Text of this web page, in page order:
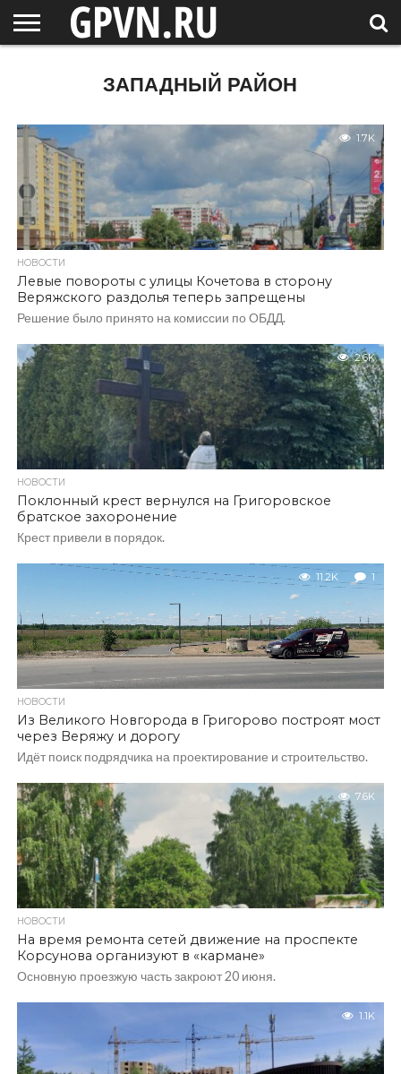
СПЕЦПРОЕКТЫ
ФОТОРЕПОРТАЖИ
ИНТЕРВЬЮ
ПОДБОРКИЗАПАДНЫЙ РАЙОН
1.7K
НОВОСТИ
Левые повороты с улицы Кочетова в сторону
Веряжского раздолья теперь запрещены
Решение было принято на комиссии по ОБДД.
2.6K
НОВОСТИ
Поклонный крест вернулся на Григоровское
братское захоронение
Крест привели в порядок.
11.2K 1
НОВОСТИ
Из Великого Новгорода в Григорово построят мост
через Веряжу и дорогу
Идёт поиск подрядчика на проектирование и строительство.
7.6K
НОВОСТИ
На время ремонта сетей движение на проспекте
Корсунова организуют в «кармане»
Основную проезжую часть закроют 20 июня.
1.1K